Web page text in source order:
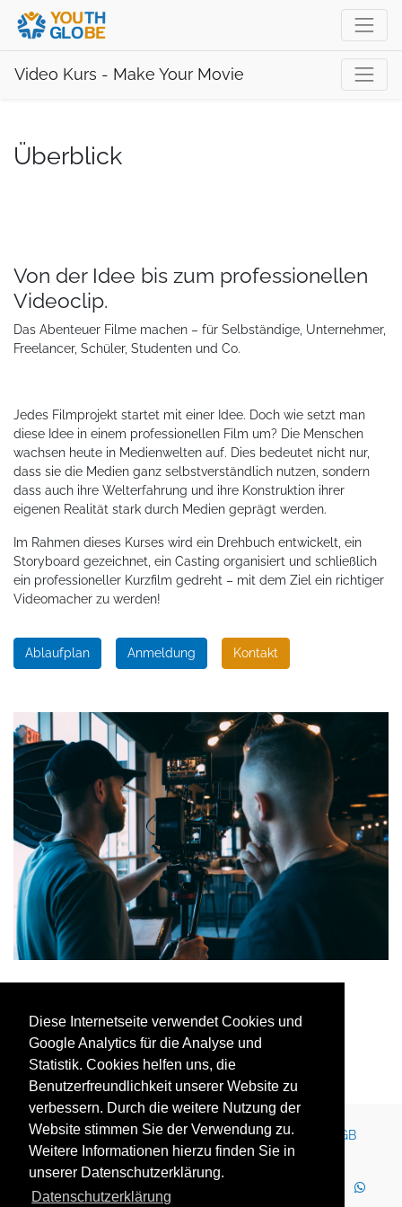
Diese Internetseite verwendet Cookies und
Google Analytics für die Analyse und
Statistik. Cookies helfen uns, die
Benutzerfreundlichkeit unserer Website zu
verbessern. Durch die weitere Nutzung der
Website stimmen Sie der Verwendung zu.
Weitere Informationen hierzu finden Sie in
unserer Datenschutzerklärung.
Datenschutzerklärung
Video Kurs - Make Your Movie
Überblick
Von der Idee bis zum professionellen
Videoclip.
Das Abenteuer Filme machen – für Selbständige, Unternehmer,
Freelancer, Schüler, Studenten und Co.
Jedes Filmprojekt startet mit einer Idee. Doch wie setzt man
diese Idee in einem professionellen Film um? Die Menschen
wachsen heute in Medienwelten auf. Dies bedeutet nicht nur,
dass sie die Medien ganz selbstverständlich nutzen, sondern
dass auch ihre Welterfahrung und ihre Konstruktion ihrer
eigenen Realität stark durch Medien geprägt werden.
Im Rahmen dieses Kurses wird ein Drehbuch entwickelt, ein
Storyboard gezeichnet, ein Casting organisiert und schließlich
ein professioneller Kurzfilm gedreht – mit dem Ziel ein richtiger
Videomacher zu werden!
Ablaufplan Anmeldung Kontakt
Kontakt Impressum Newsletter Karriere
AGB
Datenschutz
Nutzungsbedingungen